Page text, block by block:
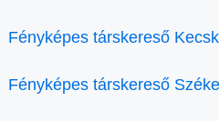
Fényképes társkereső
Fényképes társkereső